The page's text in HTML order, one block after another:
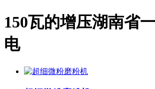
150瓦的增压湖南省
电